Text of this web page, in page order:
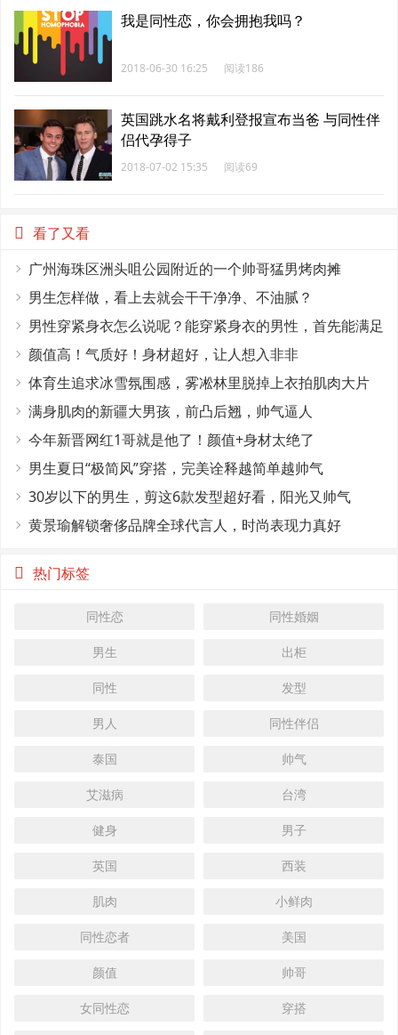
我是同性恋，你会拥抱我吗？
2018-06-30 16:25 阅读186
英国跳水名将戴利登报宣布当爸 与同性伴
侣代孕得子
2018-07-02 15:35 阅读69
看了又看
广州海珠区洲头咀公园附近的一个帅哥猛男烤肉摊
男生怎样做，看上去就会干干净净、不油腻？
男性穿紧身衣怎么说呢？能穿紧身衣的男性，首先能满足
这4个条件
颜值高！气质好！身材超好，让人想入非非
体育生追求冰雪氛围感，雾凇林里脱掉上衣拍肌肉大片
满身肌肉的新疆大男孩，前凸后翘，帅气逼人
今年新晋网红1哥就是他了！颜值+身材太绝了
男生夏日“极简风”穿搭，完美诠释越简单越帅气
30岁以下的男生，剪这6款发型超好看，阳光又帅气
黄景瑜解锁奢侈品牌全球代言人，时尚表现力真好
热门标签
同性恋 同性婚姻
男生 出柜
同性 发型
男人 同性伴侣
泰国 帅气
艾滋病 台湾
健身 男子
英国 西装
肌肉 小鲜肉
同性恋者 美国
颜值 帅哥
女同性恋 穿搭